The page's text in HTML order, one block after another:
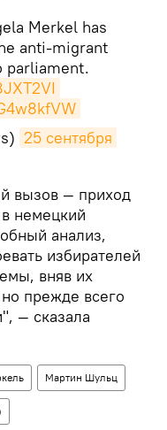
Merkel has
anti-migrant
parliament.
25 сентября
вызов — приход
немецкий
анализ,
избирателей
вняв их
прежде всего
— сказала
Мартин Шульц